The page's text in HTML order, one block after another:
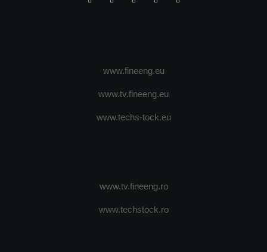
www.fineeng.eu
www.tv.fineeng.eu
www.techs-tock.eu
www.tv.fineeng.ro
www.techstock.ro